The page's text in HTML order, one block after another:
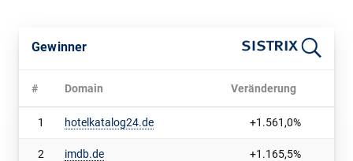
Gewinner
# Domain Veränderung
1 hotelkatalog24.de +1.561,0%
2 imdb.de +1.165,5%